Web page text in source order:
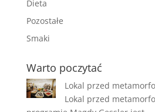
Dieta
Pozostałe
Smaki
Warto poczytać
Lokal przed
Lokal przed